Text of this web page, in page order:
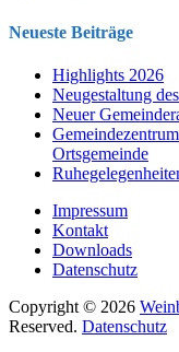
Neueste Beiträge
Highlights 2026
Neugestaltung
Neuer
Ortsgemeinde
Impressum
Kontakt
Downloads
Datenschutz
Copyright © 2026
Reserved. Datenschutz